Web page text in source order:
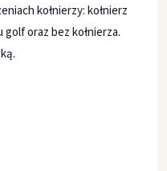
kołnierzy: kołnierz
oraz bez kołnierza.